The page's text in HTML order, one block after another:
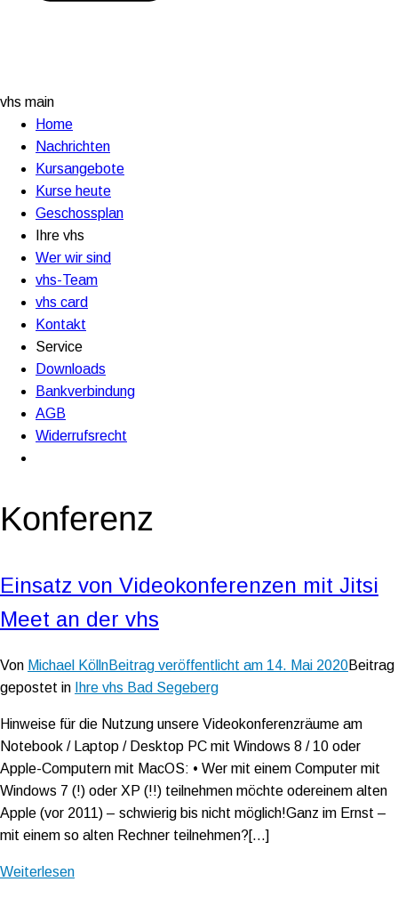
vhs main
Home
Nachrichten
Kursangebote
Kurse heute
Geschossplan
Ihre vhs
Wer wir sind
vhs-Team
vhs card
Kontakt
Service
Downloads
Bankverbindung
AGB
Widerrufsrecht
Konferenz
Einsatz von Videokonferenzen mit Jitsi
Meet an der vhs
Von Michael KöllnBeitrag veröffentlicht am 14. Mai 2020Beitrag
gepostet in
Ihre vhs Bad Segeberg
Hinweise für die Nutzung unsere Videokonferenzräume am
Notebook / Laptop / Desktop PC mit Windows 8 / 10 oder
Apple-Computern mit MacOS: • Wer mit einem Computer mit
Windows 7 (!) oder XP (!!) teilnehmen möchte odereinem alten
Apple (vor 2011) – schwierig bis nicht möglich!Ganz im Ernst –
mit einem so alten Rechner teilnehmen?[…]
Weiterlesen